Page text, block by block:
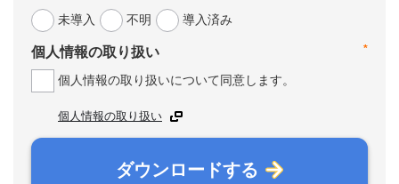
未導入
不明 導入済み
*
個人情報の取り扱い
個人情報の取り扱いについて同意します。
個人情報の取り扱い
ダウンロードする